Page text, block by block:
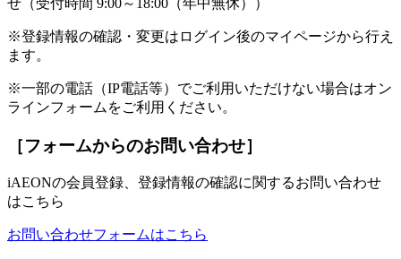
※登録情報の確認・変更はログイン後のマイページから行え
ます。
※一部の電話（IP電話等）でご利用いただけない場合はオン
ラインフォームをご利用ください。
［フォームからのお問い合わせ］
iAEONの会員登録、登録情報の確認に関するお問い合わせ
はこちら
お問い合わせフォームはこちら